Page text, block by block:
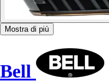
Mostra di più
Bell